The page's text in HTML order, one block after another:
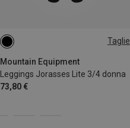
Taglie
Mountain Equipment
Leggings Jorasses Lite 3/4 donna
73,80 €
XS